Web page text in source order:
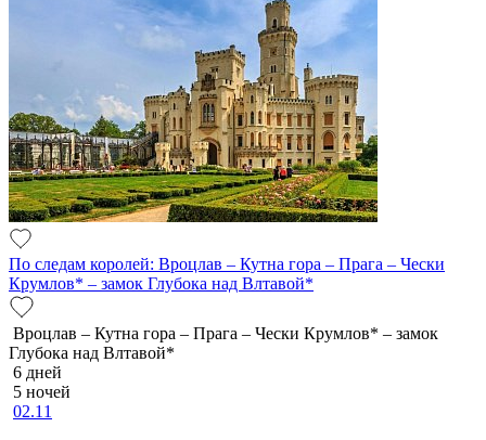
По следам королей: Вроцлав – Кутна гора – Прага – Чески
Крумлов* – замок Глубока над Влтавой*
Вроцлав – Кутна гора – Прага – Чески Крумлов* – замок
Глубока над Влтавой*
6 дней
5 ночей
02.11